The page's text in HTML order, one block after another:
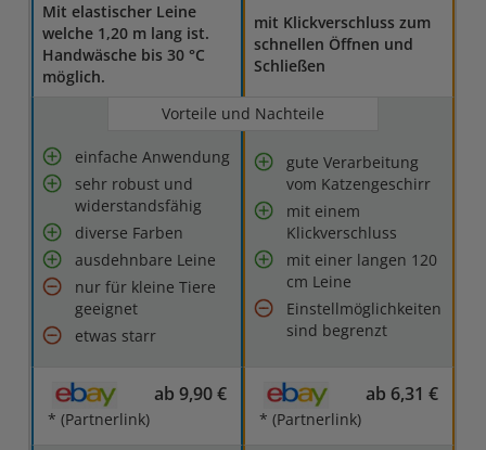
Mit elastischer Leine
welche 1,20 m lang ist.
Handwäsche bis 30 °C
möglich.
mit Klickverschluss zum
schnellen Öffnen und
Schließen
Vorteile und Nachteile
einfache Anwendung
sehr robust und
widerstandsfähig
diverse Farben
ausdehnbare Leine
nur für kleine Tiere
geeignet
etwas starr
gute Verarbeitung
vom Katzengeschirr
mit einem
Klickverschluss
mit einer langen 120
cm Leine
Einstellmöglichkeiten
sind begrenzt
ab 9,90 €
* (Partnerlink)
ab 6,31 €
* (Partnerlink)